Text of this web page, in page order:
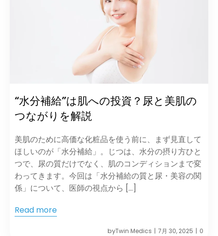
“水分補給”は肌への投資？尿と美肌の
つながりを解説
美肌のために高価な化粧品を使う前に、まず見直して
ほしいのが「水分補給」。じつは、水分の摂り方ひと
つで、尿の質だけでなく、肌のコンディションまで変
わってきます。今回は「水分補給の質と尿・美容の関
係」について、医師の視点から […]
Read more
byTwin Medics | 7月 30, 2025 | 0